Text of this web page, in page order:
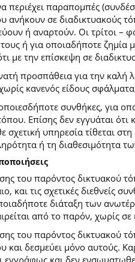
περιέχει παραπομπές
σε διαδικτυακούς
ή αναρτούν. Οι τρίτοι –
ή για οποιαδήποτε
με την επίσκεψη σε
προσπάθεια για την καλή
κανενός είδους
συνθήκες, για
Επίσης δεν εγγυάται ότι
υπηρεσία τίθεται
ή τη διαθεσιμότητα
του παρόντος δικτυακού
και τις σχετικές
διάταξη των
από το παρόν, χωρίς
του παρόντος δικτυακού
και δεσμεύει μόνο αυτούς.